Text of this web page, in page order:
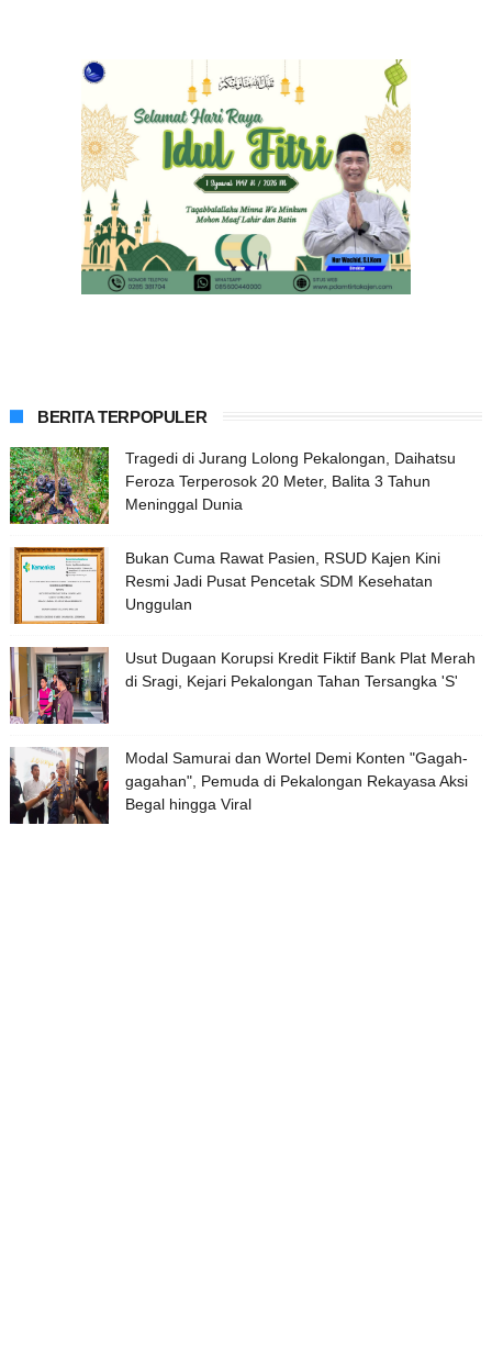
BERITA TERPOPULER
Tragedi di Jurang Lolong Pekalongan, Daihatsu
Feroza Terperosok 20 Meter, Balita 3 Tahun
Meninggal Dunia
Bukan Cuma Rawat Pasien, RSUD Kajen Kini
Resmi Jadi Pusat Pencetak SDM Kesehatan
Unggulan
Usut Dugaan Korupsi Kredit Fiktif Bank Plat Merah
di Sragi, Kejari Pekalongan Tahan Tersangka 'S'
Modal Samurai dan Wortel Demi Konten "Gagah-
gagahan", Pemuda di Pekalongan Rekayasa Aksi
Begal hingga Viral